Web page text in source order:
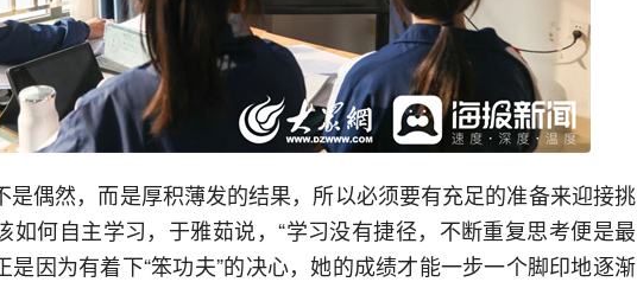
是偶然，而是厚积薄发的结果，所以必须要有充足的准备来迎接挑
如何自主学习，于雅茹说，“学习没有捷径，不断重复思考便是最
是因为有着下“笨功夫”的决心，她的成绩才能一步一个脚印地逐渐